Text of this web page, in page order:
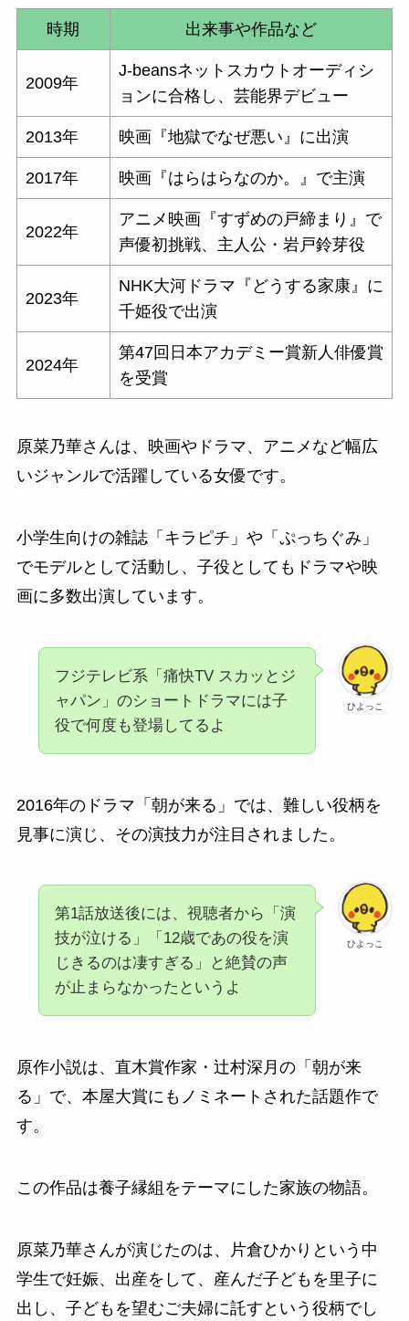
時期 出来事や作品など
2009年
J-beansネットスカウトオーディシ
ョンに合格し、芸能界デビュー
2013年 映画『地獄でなぜ悪い』に出演
2017年 映画『はらはらなのか。』で主演
2022年
アニメ映画『すずめの戸締まり』で
声優初挑戦、主人公・岩戸鈴芽役
2023年
NHK大河ドラマ『どうする家康』に
千姫役で出演
2024年
第47回日本アカデミー賞新人俳優賞
を受賞
原菜乃華さんは、映画やドラマ、アニメなど幅広
いジャンルで活躍している女優です。
小学生向けの雑誌「キラピチ」や「ぷっちぐみ」
でモデルとして活動し、子役としてもドラマや映
画に多数出演しています。
ひよっこ
フジテレビ系「痛快TV スカッとジ
ャパン」のショートドラマには子
役で何度も登場してるよ
2016年のドラマ「朝が来る」では、難しい役柄を
見事に演じ、その演技力が注目されました。
ひよっこ
第1話放送後には、視聴者から「演
技が泣ける」「12歳であの役を演
じきるのは凄すぎる」と絶賛の声
が止まらなかったというよ
原作小説は、直木賞作家・辻村深月の「朝が来
る」で、本屋大賞にもノミネートされた話題作で
す。
この作品は養子縁組をテーマにした家族の物語。
原菜乃華さんが演じたのは、 片倉ひかりという 中
学生で妊娠、出産をして、産んだ子どもを里子に
出し、子どもを望むご夫婦に託すという役柄でし